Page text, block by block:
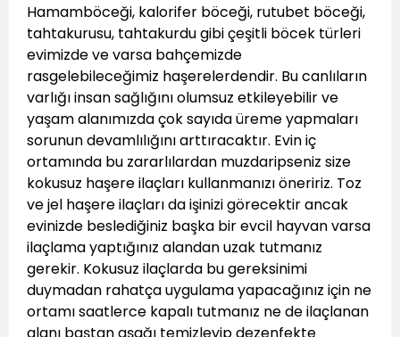
Hamamböceği, kalorifer böceği, rutubet böceği,
tahtakurusu, tahtakurdu gibi çeşitli böcek türleri
evimizde ve varsa bahçemizde
rasgelebileceğimiz haşerelerdendir. Bu canlıların
varlığı insan sağlığını olumsuz etkileyebilir ve
yaşam alanımızda çok sayıda üreme yapmaları
sorunun devamlılığını arttıracaktır. Evin iç
ortamında bu zararlılardan muzdaripseniz size
kokusuz haşere ilaçları kullanmanızı öneririz. Toz
ve jel haşere ilaçları da işinizi görecektir ancak
evinizde beslediğiniz başka bir evcil hayvan varsa
ilaçlama yaptığınız alandan uzak tutmanız
gerekir. Kokusuz ilaçlarda bu gereksinimi
duymadan rahatça uygulama yapacağınız için ne
ortamı saatlerce kapalı tutmanız ne de ilaçlanan